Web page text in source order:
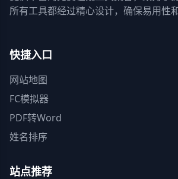
所有工具都经过精心设计，确保易用性
快捷入口
网站地图
FC模拟器
PDF转Word
姓名排序
站点推荐